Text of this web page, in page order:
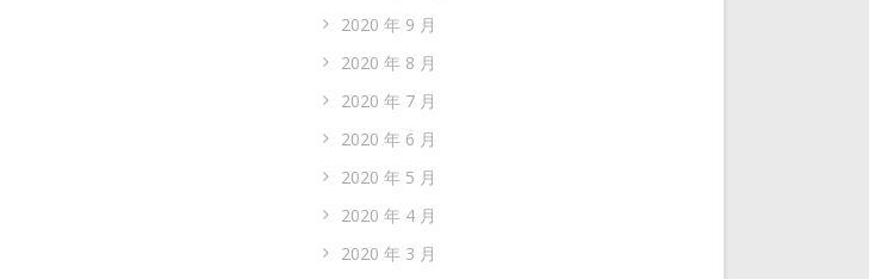
2020 年 9 月
2020 年 8 月
2020 年 7 月
2020 年 6 月
2020 年 5 月
2020 年 4 月
2020 年 3 月